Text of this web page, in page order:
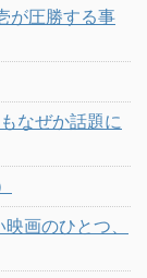
が圧勝する事
なぜか話題に
画のひとつ、